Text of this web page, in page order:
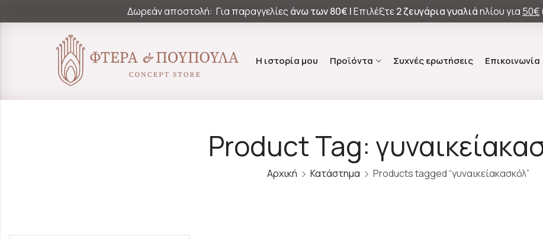
Δωρεάν αποστολή: Για παραγγελίες άνω των80€ |Επιλέξτε2 ζευγάρια γυαλιάηλίου για 50€
Η ιστορία μου Προϊόντα Συχνές ερωτήσεις Επικοινωνία
Product Tag:
Αρχική Κατάστημα Products tagged “γυναικείακασκόλ”